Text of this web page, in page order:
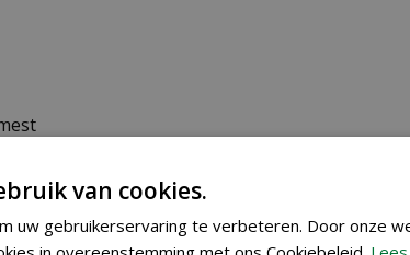
en bevatten een hoog gehalte aan
van cookies.
uw gebruikerservaring te verbeteren. Door onze